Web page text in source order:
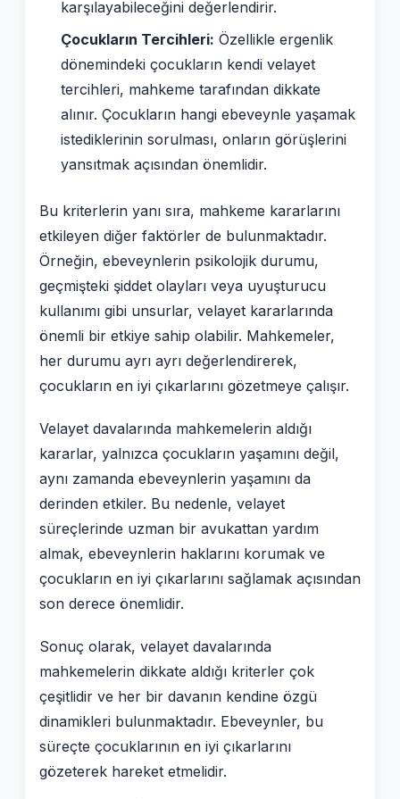
karşılayabileceğini değerlendirir.
Çocukların Tercihleri: Özellikle ergenlik
dönemindeki çocukların kendi velayet
tercihleri, mahkeme tarafından dikkate
alınır. Çocukların hangi ebeveynle yaşamak
istediklerinin sorulması, onların görüşlerini
yansıtmak açısından önemlidir.
Bu kriterlerin yanı sıra, mahkeme kararlarını
etkileyen diğer faktörler de bulunmaktadır.
Örneğin, ebeveynlerin psikolojik durumu,
geçmişteki şiddet olayları veya uyuşturucu
kullanımı gibi unsurlar, velayet kararlarında
önemli bir etkiye sahip olabilir. Mahkemeler,
her durumu ayrı ayrı değerlendirerek,
çocukların en iyi çıkarlarını gözetmeye çalışır.
Velayet davalarında mahkemelerin aldığı
kararlar, yalnızca çocukların yaşamını değil,
aynı zamanda ebeveynlerin yaşamını da
derinden etkiler. Bu nedenle, velayet
süreçlerinde uzman bir avukattan yardım
almak, ebeveynlerin haklarını korumak ve
çocukların en iyi çıkarlarını sağlamak açısından
son derece önemlidir.
Sonuç olarak, velayet davalarında
mahkemelerin dikkate aldığı kriterler çok
çeşitlidir ve her bir davanın kendine özgü
dinamikleri bulunmaktadır. Ebeveynler, bu
süreçte çocuklarının en iyi çıkarlarını
gözeterek hareket etmelidir.